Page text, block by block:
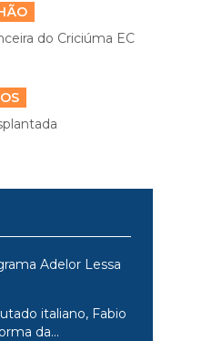
do Criciúma EC
Adelor Lessa
italiano, Fabio
da...